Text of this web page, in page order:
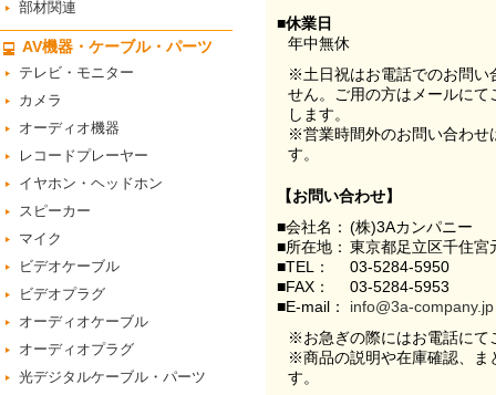
■休業日
年中無休
※土日祝はお電話でのお問い
せん。ご用の方はメールに
します。
※営業時間外のお問い合わせ
す。
【お問い合わせ】
■会社名： (株)3Aカンパニー
■所在地： 東京都足立区千住
■TEL：
03-5284-5950
■FAX：
03-5284-5953
■E-mail：
info@3a-company.jp
※お急ぎの際にはお電話にて
※商品の説明や在庫確認、ま
す。
部材関連
AV機器・ケーブル・パーツ
テレビ・モニター
カメラ
オーディオ機器
レコードプレーヤー
イヤホン・ヘッドホン
スピーカー
マイク
ビデオケーブル
ビデオプラグ
オーディオケーブル
オーディオプラグ
光デジタルケーブル・パーツ